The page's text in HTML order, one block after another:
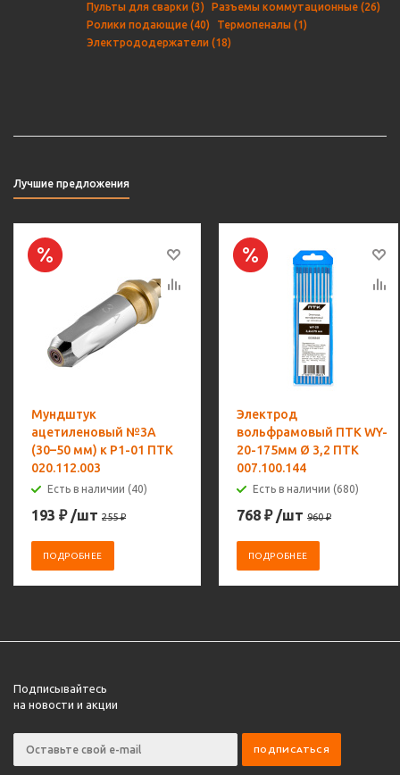
Пульты для сварки (3)
Разъемы коммутационные (26)
Ролики подающие (40)
Термопеналы (1)
Электрододержатели (18)
Лучшие предложения
Мундштук
ацетиленовый №3А
(30–50 мм) к Р1-01 ПТК
020.112.003
Есть в наличии (40)
193 ₽ /шт 255₽
ПОДРОБНЕЕ
Электрод
вольфрамовый ПТК WY-
20-175мм Ø 3,2 ПТК
007.100.144
Есть в наличии (680)
768 ₽ /шт 960₽
ПОДРОБНЕЕ
Подписывайтесь
на новости и акции